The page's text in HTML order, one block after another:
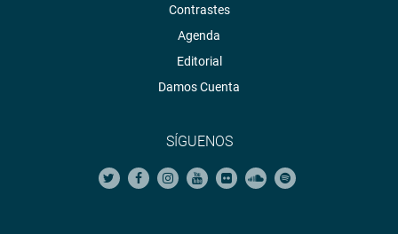
Contrastes
Agenda
Editorial
Damos Cuenta
SÍGUENOS